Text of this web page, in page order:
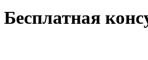
Бесплатная